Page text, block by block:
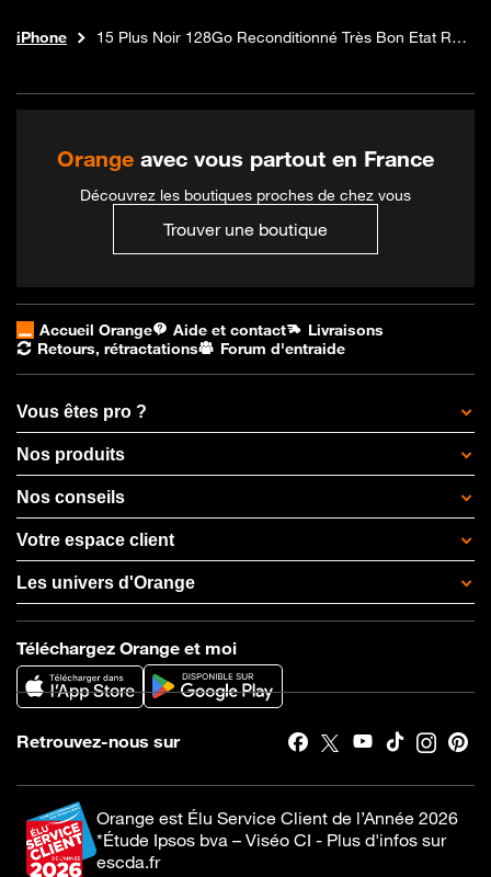
Boutique Orange
Téléphones et forfaits
iPhone 15 Plus Noir 128Go Reconditionné Très Bon Etat Remade in France